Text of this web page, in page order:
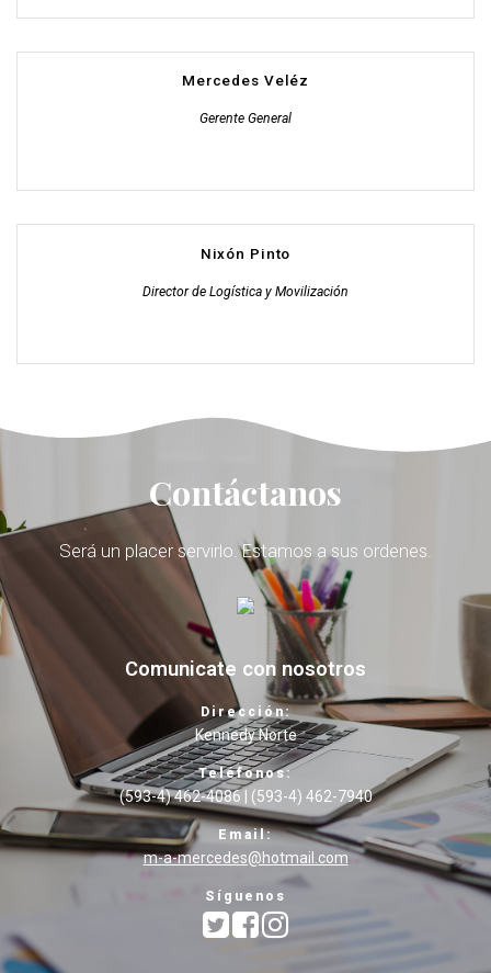
Mercedes Veléz
Gerente General
Nixón Pinto
Director de Logística y Movilización
Contáctanos
Será un placer servirlo. Estamos a sus ordenes.
Comunicate con nosotros
Dirección:
Kennedy Norte
Teléfonos:
(593-4) 462-4086 | (593-4) 462-7940
Email:
m-a-mercedes@hotmail.com
Síguenos